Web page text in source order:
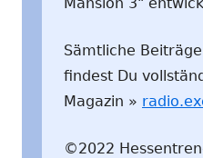
Sämtliche
findest Du
Magazin »
©2022